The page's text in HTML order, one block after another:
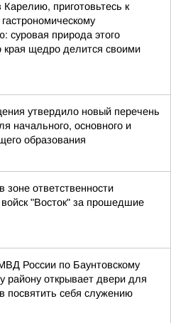
приготовьтесь к
суровая природа этого
края щедро делится своими
утвердило новый перечень
начального, основного и
образования
зоне ответственности
войск "Восток" за прошедшие
России по Баунтовскому
району открывает двери для
посвятить себя служению